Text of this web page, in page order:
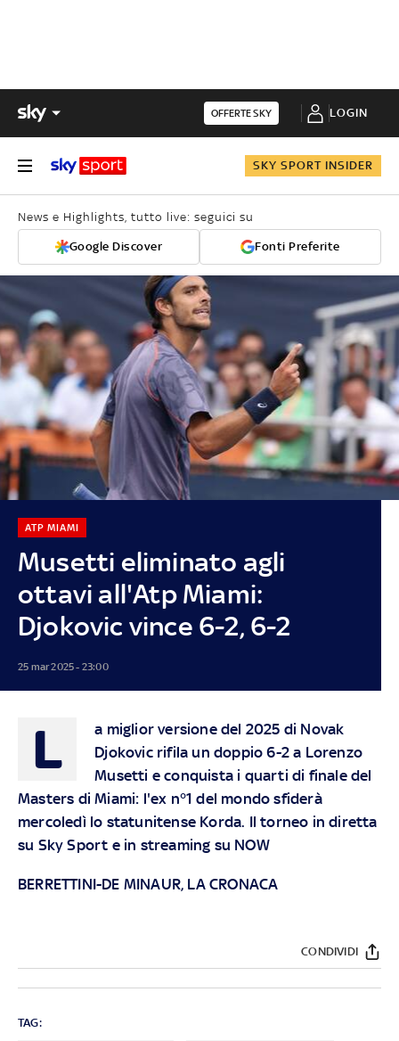
OFFERTE SKY LOGIN
SKY SPORT INSIDER
News e Highlights, tutto live: seguici su
Google Discover Fonti Preferite
Musetti eliminato agli
ottavi all'Atp Miami:
Djokovic vince 6-2, 6-2
ATP MIAMI
25 mar 2025 - 23:00
L
a miglior versione del 2025 di Novak
Djokovic rifila un doppio 6-2 a Lorenzo
Musetti e conquista i quarti di finale del
Masters di Miami: l'ex n°1 del mondo sfiderà
mercoledì lo statunitense Korda. Il torneo in diretta
su Sky Sport e in streaming su NOW
BERRETTINI-DE MINAUR, LA CRONACA
CONDIVIDI
TAG: